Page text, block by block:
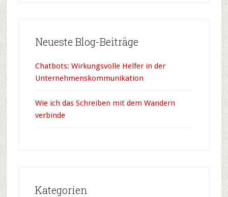
Neueste Blog-Beiträge
Chatbots: Wirkungsvolle Helfer in der
Unternehmenskommunikation
Wie ich das Schreiben mit dem Wandern
verbinde
Kategorien